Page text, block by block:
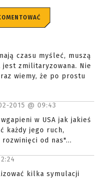
czasu myśleć, muszą
jest zmilitaryzowana. Nie
wiemy, że po prostu
2015 @ 09:43
w USA jak jakieś
każdy jego ruch,
od nas"...
kilka symulacji